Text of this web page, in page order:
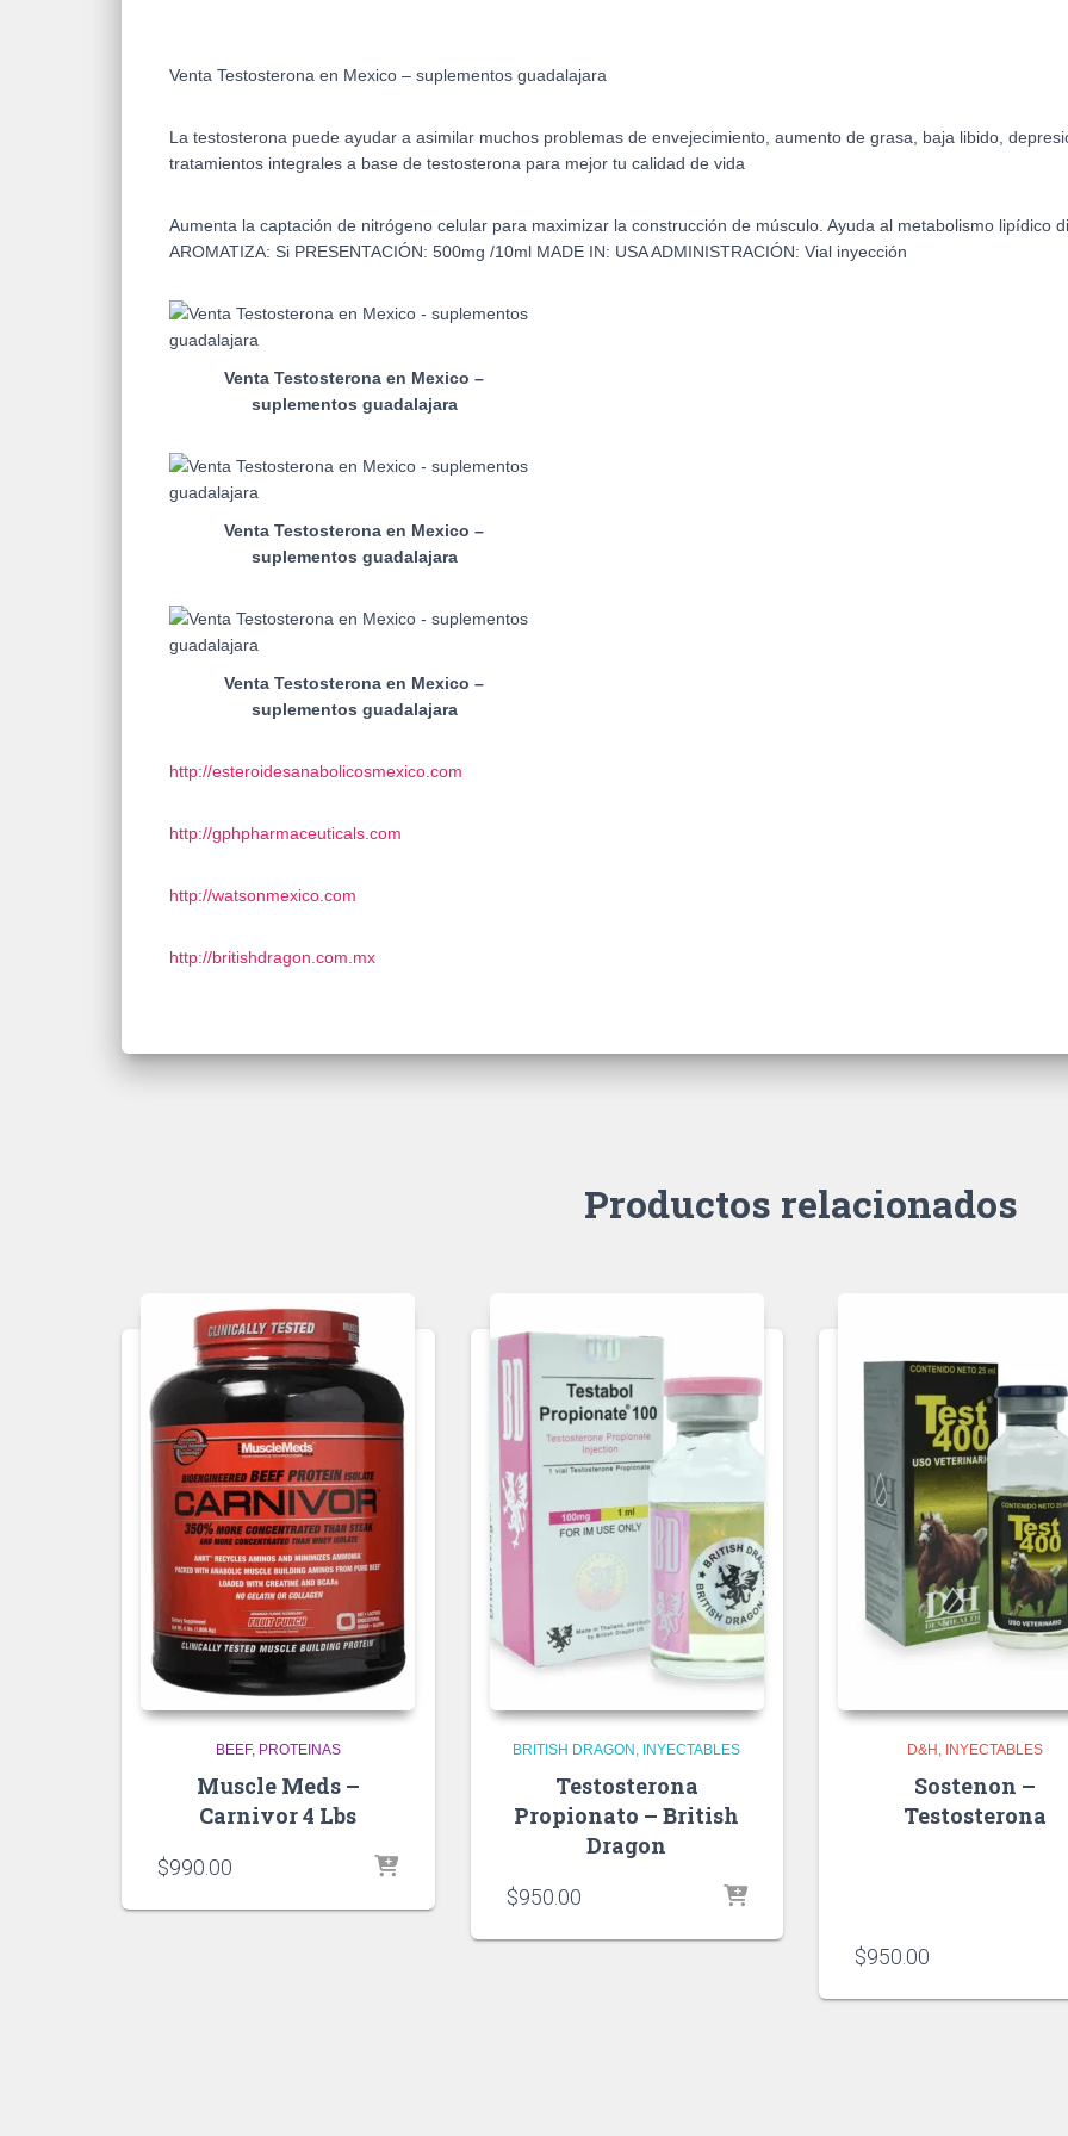
Venta Testosterona en Mexico – suplementos guadalajara
La testosterona puede ayudar a asimilar muchos problemas de envejecimiento, aumento de grasa, baja libido,
tratamientos integrales a base de testosterona para mejor tu calidad de vida
Aumenta la captación de nitrógeno celular para maximizar la construcción de músculo. Ayuda al metabolismo lipídico
AROMATIZA: Si PRESENTACIÓN: 500mg /10ml MADE IN: USA ADMINISTRACIÓN: Vial inyección
Venta Testosterona en Mexico –
suplementos guadalajara
Venta Testosterona en Mexico –
suplementos guadalajara
Venta Testosterona en Mexico –
suplementos guadalajara
http://esteroidesanabolicosmexico.com
http://gphpharmaceuticals.com
http://watsonmexico.com
http://britishdragon.com.mx
Productos relacionados
BEEF PROTEINAS
Muscle Meds –
Carnivor 4 Lbs
$990.00
BRITISH DRAGON INYECTABLES
Testosterona
Propionato – British
Dragon
$950.00
D&H INYECTABLES
Sostenon –
Testosterona
$950.00